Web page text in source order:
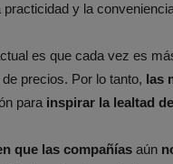
y la
es que cada vez es
precios. Por lo tanto, las
para inspirar la lealtad
que las compañías aún